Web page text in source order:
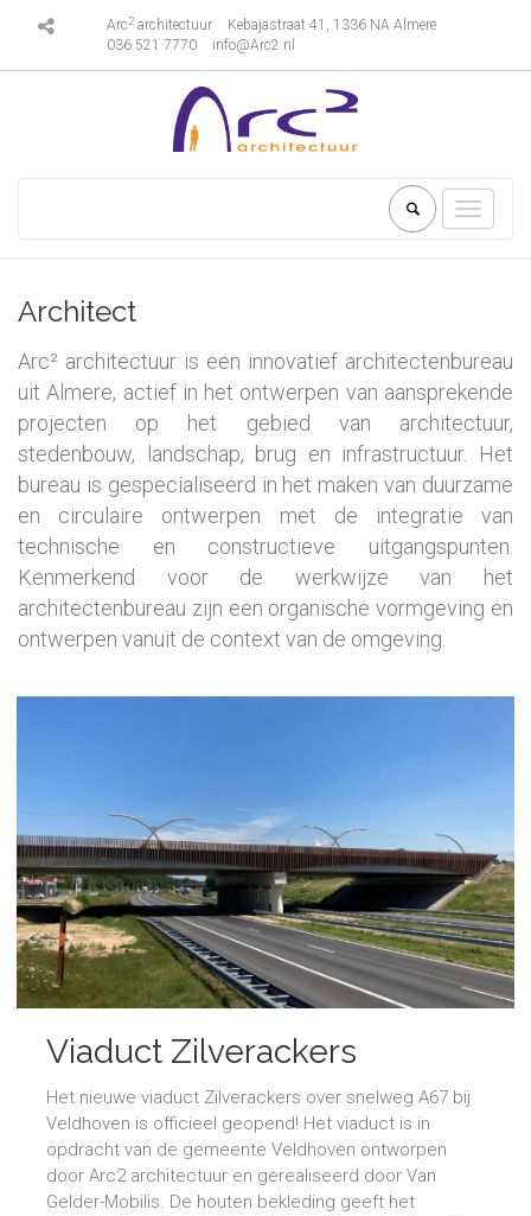
Arc 2architectuur
Kebajastraat 41, 1336 NA Almere
036 521 7770
info@Arc2.nl
Toggle
Architect
Arc² architectuur is een innovatief architectenbureau
uit Almere, actief in het ontwerpen van aansprekende
projecten op het gebied van architectuur,
stedenbouw, landschap, brug en infrastructuur. Het
bureau is gespecialiseerd in het maken van duurzame
en circulaire ontwerpen met de integratie van
technische en constructieve uitgangspunten.
Kenmerkend voor de werkwijze van het
architectenbureau zijn een organische vormgeving en
ontwerpen vanuit de context van de omgeving.
Viaduct Zilverackers
geopend!
Het nieuwe viaduct Zilverackers over snelweg A67 bij
Veldhoven is officieel geopend! Het viaduct is in
opdracht van de gemeente Veldhoven ontworpen
door Arc2 architectuur en gerealiseerd door Van
Gelder-Mobilis. De houten bekleding geeft het